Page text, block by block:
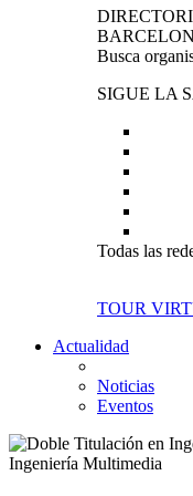
Busca
SIGUE LA
Todas las
TOUR
Actualidad
Noticias
Eventos